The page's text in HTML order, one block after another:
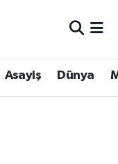
Asayiş Dünya